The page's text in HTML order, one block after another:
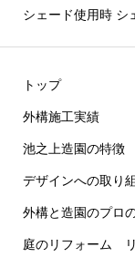
シェード使用時 シ
トップ
外構施工実績
池之上造園の特徴
デザインへの取り
外構と造園のプロ
庭のリフォーム